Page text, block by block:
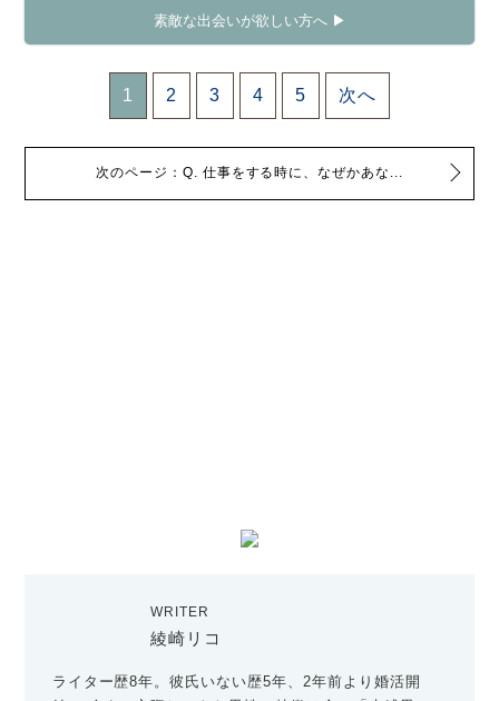
素敵な出会いが欲しい方へ ▶
1 2 3 4 5 次へ
次のページ：Q. 仕事をする時に、なぜかあな...
WRITER
綾崎リコ
ライター歴8年。彼氏いない歴5年、2年前より婚活開